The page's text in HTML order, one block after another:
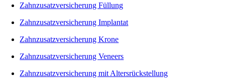
Zahnzusatzversicherung Füllung
Zahnzusatzversicherung Implantat
Zahnzusatzversicherung Krone
Zahnzusatzversicherung Veneers
Zahnzusatzversicherung mit Altersrückstellung